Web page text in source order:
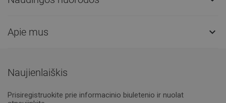
Apie mus 
Naujienlaiškis
Prisiregistruokite prie informacinio biuletenio ir nuolat